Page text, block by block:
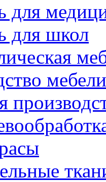
для
для школ
мебели